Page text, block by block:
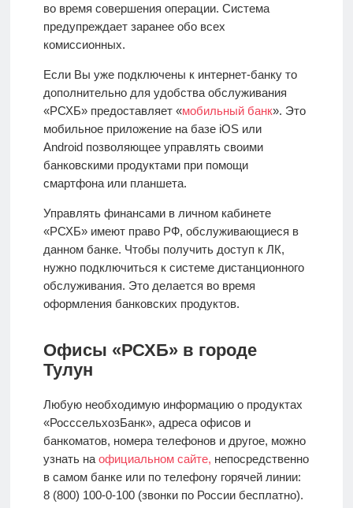
во время совершения операции. Система
предупреждает заранее обо всех
комиссионных.
Если Вы уже подключены к интернет-банку то
дополнительно для удобства обслуживания
«РСХБ» предоставляет «мобильный банк». Это
мобильное приложение на базе iOS или
Android позволяющее управлять своими
банковскими продуктами при помощи
смартфона или планшета.
Управлять финансами в личном кабинете
«РСХБ» имеют право РФ, обслуживающиеся в
данном банке. Чтобы получить доступ к ЛК,
нужно подключиться к системе дистанционного
обслуживания. Это делается во время
оформления банковских продуктов.
Офисы «РСХБ» в городе
Тулун
Любую необходимую информацию о продуктах
«РосссельхозБанк», адреса офисов и
банкоматов, номера телефонов и другое, можно
узнать на официальном сайте, непосредственно
в самом банке или по телефону горячей линии:
8 (800) 100-0-100 (звонки по России бесплатно).